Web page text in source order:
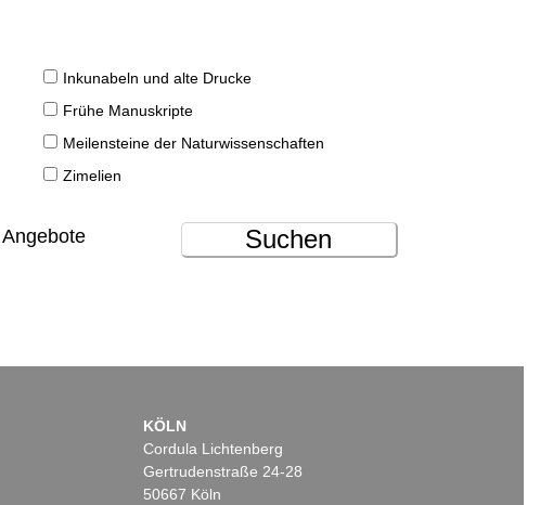
Inkunabeln und alte Drucke
Frühe Manuskripte
Meilensteine der Naturwissenschaften
Zimelien
Suchen
KÖLN
Cordula Lichtenberg
Gertrudenstraße 24-28
50667 Köln